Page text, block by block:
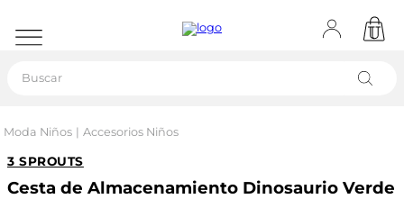
Moda Niños Accesorios Niños
3 SPROUTS
Cesta de Almacenamiento Dinosaurio Verde